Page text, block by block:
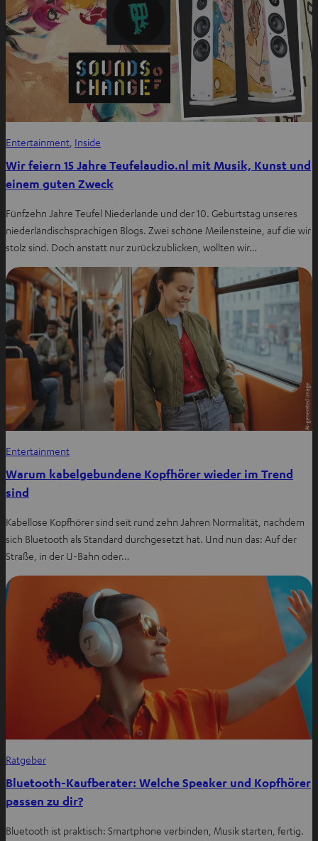
Entertainment Inside
Wir feiern 15 Jahre Teufelaudio.nl mit Musik, Kunst und
einem guten Zweck
Fünfzehn Jahre Teufel Niederlande und der 10. Geburtstag unseres
niederländischsprachigen Blogs. Zwei schöne Meilensteine, auf die wir
stolz sind. Doch anstatt nur zurückzublicken, wollten wir…
Entertainment
Warum kabelgebundene Kopfhörer wieder im Trend
sind
Kabellose Kopfhörer sind seit rund zehn Jahren Normalität, nachdem
sich Bluetooth als Standard durchgesetzt hat. Und nun das: Auf der
Straße, in der U-Bahn oder…
Ratgeber
Bluetooth-Kaufberater: Welche Speaker und Kopfhörer
passen zu dir?
Bluetooth ist praktisch: Smartphone verbinden, Musik starten, fertig.